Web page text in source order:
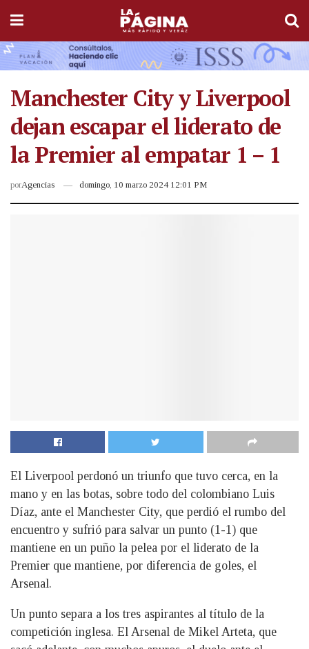
Manchester City y Liverpool
dejan escapar el liderato de
la Premier al empatar 1 – 1
porAgencias domingo, 10 marzo 2024 12:01 PM
El Liverpool perdonó un triunfo que tuvo cerca, en la
mano y en las botas, sobre todo del colombiano Luis
Díaz, ante el Manchester City, que perdió el rumbo del
encuentro y sufrió para salvar un punto (1-1) que
mantiene en un puño la pelea por el liderato de la
Premier que mantiene, por diferencia de goles, el
Arsenal.
Un punto separa a los tres aspirantes al título de la
competición inglesa. El Arsenal de Mikel Arteta, que